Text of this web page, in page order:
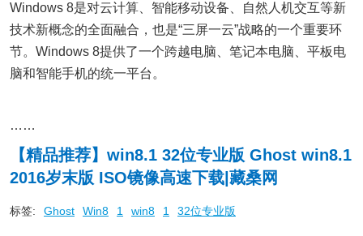
Windows 8是对云计算、智能移动设备、自然人机交互等新
技术新概念的全面融合，也是“三屏一云”战略的一个重要环
节。Windows 8提供了一个跨越电脑、笔记本电脑、平板电
脑和智能手机的统一平台。
……
【精品推荐】win8.1 32位专业版 Ghost win8.1
2016岁末版 ISO镜像高速下载|藏桑网
标签: Ghost Win8 1 win8 1 32位专业版